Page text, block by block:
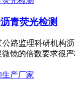
青荧光检测
路监理科研机构
镜的倍数要求很